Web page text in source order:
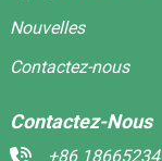
Nouvelles
Contactez-nous
Contactez-Nous
+86